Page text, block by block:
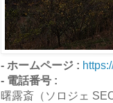
- ホームページ :
- 電話番号 :
曙露斎（ソロジェ